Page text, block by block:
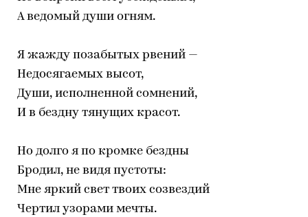
А ведомый души огням.
Я жажду позабытых рвений —
Недосягаемых высот,
Души, исполненной сомнений,
И в бездну тянущих красот.
Но долго я по кромке бездны
Бродил, не видя пустоты:
Мне яркий свет твоих созвездий
Чертил узорами мечты.